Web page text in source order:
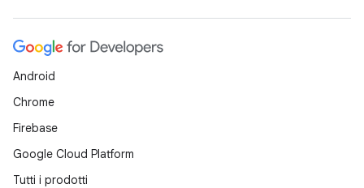
Android
Chrome
Firebase
Google Cloud Platform
Tutti i prodotti